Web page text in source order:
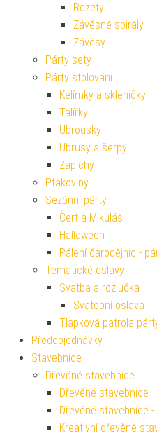
Rozety
Závěsné spirály
Závěsy
Párty sety
Párty stolování
Kelímky a skleničky
Talířky
Ubrousky
Ubrusy a šerpy
Zápichy
Ptákoviny
Sezónní párty
Čert a Mikuláš
Halloween
Pálení čarodějnic -
Tematické oslavy
Svatba a rozlučka
Svatební oslava
Tlapková patrola
Předobjednávky
Stavebnice
Dřevěné stavebnice
Dřevěné stavebnice -
Dřevěné stavebnice
Kreativní dřevěné